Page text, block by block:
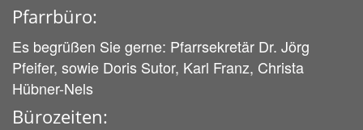
Pfarrbüro:
Es begrüßen Sie gerne: Pfarrsekretär Dr. Jörg
Pfeifer, sowie Doris Sutor, Karl Franz, Christa
Hübner-Nels
Bürozeiten: